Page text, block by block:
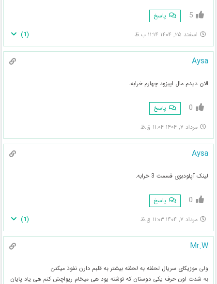
5 پاسخ
اسفند ۲۵, ۱۴۰۴ ۱۱:۱۴ ب.ظ (
1
)
Aysa
الان دیدم مال اپیزود چهارم خرابه.
0 پاسخ
مرداد ۷, ۱۴۰۴ ۱۱:۰۴ ق.ظ
Aysa
لینک آپلودبوی قسمت 3 خرابه.
0 پاسخ
مرداد ۷, ۱۴۰۴ ۱۱:۰۳ ق.ظ (
1
)
Mr.W
ولی موزیکای سریال لحظه به لحظه بیشتر به قلبم دارن نفوذ میکنن
به شدت اون حرف یکی دوستان که نوشته یود هی میخام ریواچش کنم هی یاد پایان